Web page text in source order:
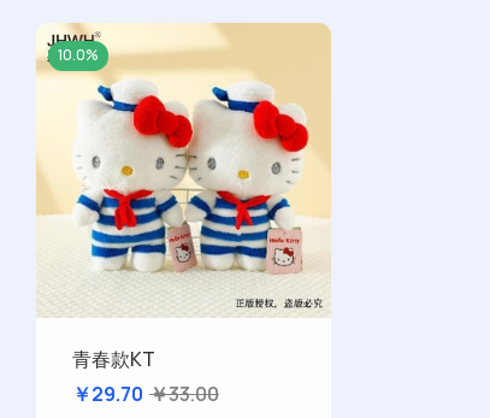
10.0%
青春款KT
￥29.70 ￥33.00